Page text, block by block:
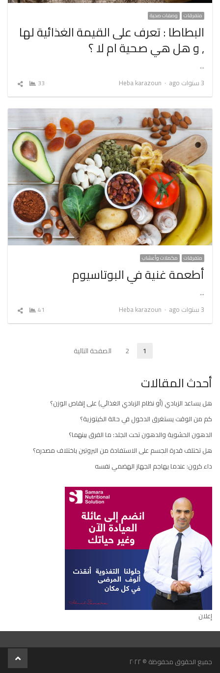
متفرقات وصفات صحية
البطاطا : تعرف على القيمة الغذائية لها
, و هل هي صحية ام لا ؟
…
3 سنوات ago
Author
Heba karazoun
33
شارك
متفرقات مكملات وأعشاب
أطعمة غنية في البوتاسيوم
…
3 سنوات ago
Author
Heba karazoun
41
شارك
المقالات
Page 1
Page 2 الصفحة التالية
أحدث المقالات
هل يساعد الزبادي (أو نظام الزبادي الغذائي) على إنقاص الوزن؟
كم من الوقت يستغرق الدخول في حالة الكيتوزية؟
الدهون الحشوية والدهون تحت الجلد: ما الفرق بينهما؟
هل تختلف قدرة الجسم على الاستفادة من البروتين باختلاف مصدره؟
داء كرون: عندما يهاجم الجهاز الهضمي نفسه
إعلان
جميع الحقوق محفوظة © ٢٠٢٢
to